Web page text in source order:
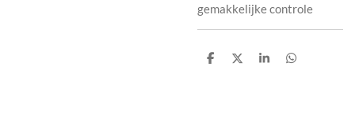
gemakkelijke controle
P
P
P
P